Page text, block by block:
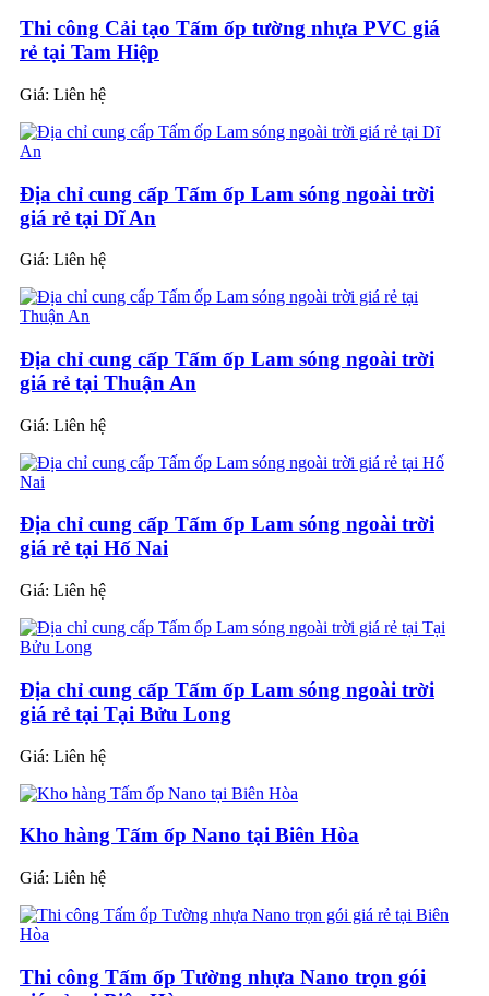
Thi công Cải tạo Tấm ốp tường nhựa PVC giá
rẻ tại Tam Hiệp
Giá: Liên hệ
Địa chỉ cung cấp Tấm ốp Lam sóng ngoài trời
giá rẻ tại Dĩ An
Giá: Liên hệ
Địa chỉ cung cấp Tấm ốp Lam sóng ngoài trời
giá rẻ tại Thuận An
Giá: Liên hệ
Địa chỉ cung cấp Tấm ốp Lam sóng ngoài trời
giá rẻ tại Hố Nai
Giá: Liên hệ
Địa chỉ cung cấp Tấm ốp Lam sóng ngoài trời
giá rẻ tại Tại Bửu Long
Giá: Liên hệ
Kho hàng Tấm ốp Nano tại Biên Hòa
Giá: Liên hệ
Thi công Tấm ốp Tường nhựa Nano trọn gói